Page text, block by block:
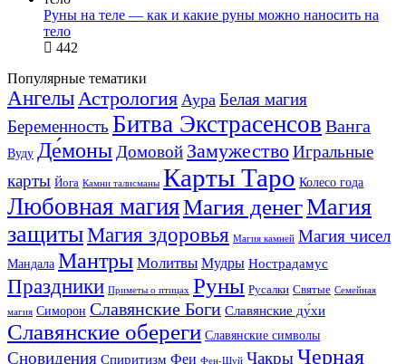
Руны на теле — как и какие руны можно наносить на
тело
442
Популярные тематики
АнгелыАстрология Аура Белая магия
Беременность Битва Экстрасенсов Ванга
Вуду Де́моныДомовой ЗамужествоИгральные
карты Йога Камни талисманы Карты Таро Колесо года
Любовная магияМагия денегМагия
защитыМагия здоровья Магия камней Магия чисел
Мандала Мантры Молитвы Мудры Нострадамус
Праздники Приметы о птицах Руны Русалки Святые Семейная
магия Симорон Славянские Боги Славянские ду́хи
Славянские обереги Славянские символы
Сновидения Спиритизм Феи Фен-Шуй ЧакрыЧерная